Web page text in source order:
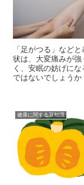
「足がつる」など
状は、大変痛みが
く、安眠の妨げに
ではないでしょうか
健康に関する豆知識